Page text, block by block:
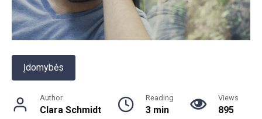
Įdomybės
Author
Clara Schmidt
Reading
3 min
Views
895